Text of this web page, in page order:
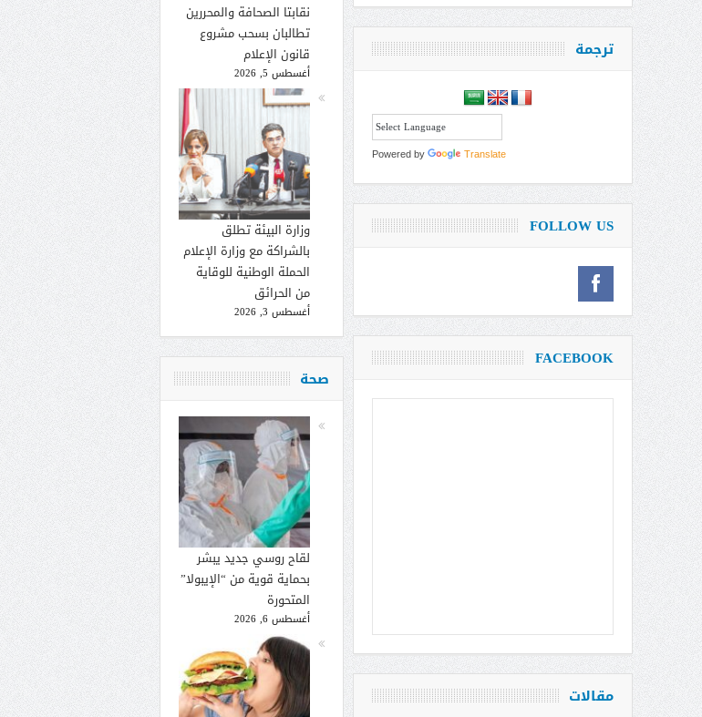
نقابتا الصحافة والمحررين
تطالبان بسحب مشروع
قانون الإعلام
أغسطس 5, 2026
وزارة البيئة تطلق
بالشراكة مع وزارة الإعلام
الحملة الوطنية للوقاية
من الحرائق
أغسطس 3, 2026
صحة
لقاح روسي جديد يبشر
بحماية قوية من “الإيبولا”
المتحورة
أغسطس 6, 2026
ترجمة
Powered by Translate
FOLLOW US
FACEBOOK
مقالات